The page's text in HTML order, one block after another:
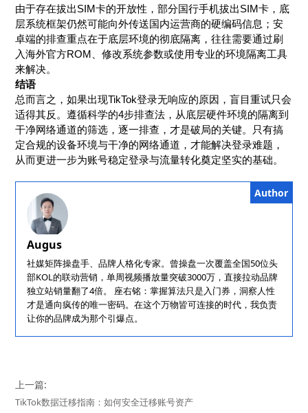
由于存在拔出SIM卡的开放性，部分国行手机拔出SIM卡，底
层系统框架仍然可能向外传送国内运营商的硬编码信息；安
卓端的排查重点在于底层环境的彻底隔离，往往需要通过刷
入海外官方ROM、修改系统参数或使用专业的环境隔离工具
来解决。
结语
总而言之，如果出现TikTok登录无响应的原因，盲目重试只会
适得其反。遵循科学的4步排查法，从底层硬件环境的隔离到
干净网络通道的筛选，逐一排查，才是破局的关键。只有搞
定合规的设备环境与干净的网络通道，才能解决登录难题，
从而更进一步为账号稳定登录与流量转化奠定坚实的基础。
Author
Augus
社媒矩阵操盘手、品牌人格化专家。曾操盘一次覆盖全国50位头
部KOL的联动营销，单周视频播放量突破3000万，直接拉动品牌
独立站销量翻了4倍。 座右铭：掌握算法只是入门券，洞察人性
才是通向疯传的唯一密码。在这个万物皆可连接的时代，我负责
让你的品牌成为那个引爆点。
上一篇:
TikTok数据迁移指南：如何安全迁移账号资产